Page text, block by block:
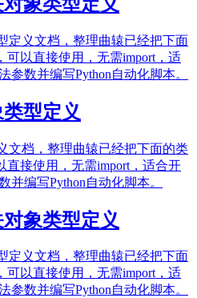
定义文档，整理曲辕已经把下面
可以直接使用，无需import，适
参数并编写Python自动化脚本。
型定义
文档，整理曲辕已经把下面的类
直接使用，无需import，适合开
并编写Python自动化脚本。
象类型定义
定义文档，整理曲辕已经把下面
可以直接使用，无需import，适
参数并编写Python自动化脚本。